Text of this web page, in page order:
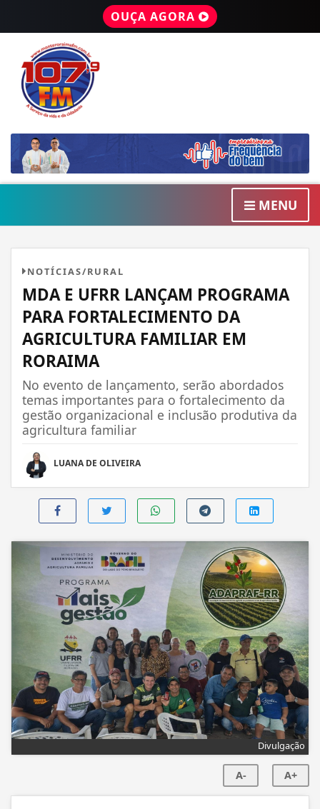
OUÇA AGORA
MENU
NOTÍCIAS/RURAL
MDA E UFRR LANÇAM PROGRAMA
PARA FORTALECIMENTO DA
AGRICULTURA FAMILIAR EM
RORAIMA
No evento de lançamento, serão abordados
temas importantes para o fortalecimento da
gestão organizacional e inclusão produtiva da
agricultura familiar
LUANA DE OLIVEIRA
Divulgação
A- A+